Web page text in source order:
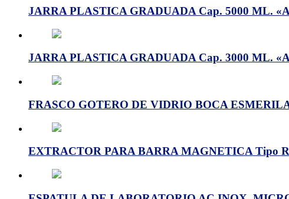
JARRA PLASTICA GRADUADA Cap. 5000 ML.
JARRA PLASTICA GRADUADA Cap. 3000 ML.
FRASCO GOTERO DE VIDRIO BOCA
EXTRACTOR PARA BARRA MAGNETICA Tipo